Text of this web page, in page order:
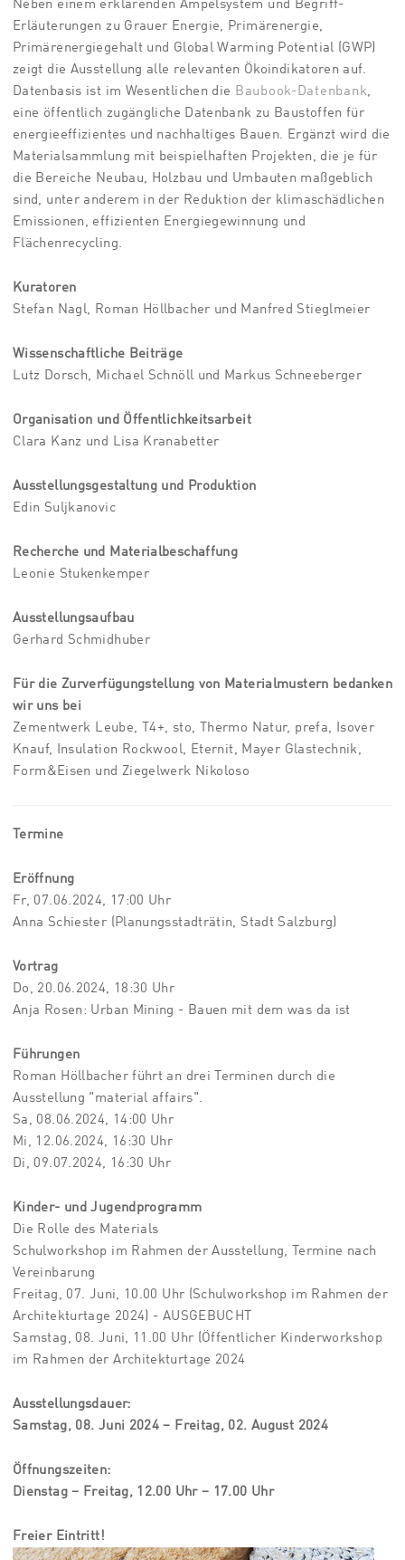
Neben einem erklärenden Ampelsystem und Begriff-
Erläuterungen zu Grauer Energie, Primärenergie,
Primärenergiegehalt und Global Warming Potential (GWP)
zeigt die Ausstellung alle relevanten Ökoindikatoren auf.
Datenbasis ist im Wesentlichen die Baubook-Datenbank
eine öffentlich zugängliche Datenbank zu Baustoffen für
energieeffizientes und nachhaltiges Bauen. Ergänzt wird die
Materialsammlung mit beispielhaften Projekten, die je für
die Bereiche Neubau, Holzbau und Umbauten maßgeblich
sind, unter anderem in der Reduktion der klimaschädlichen
Emissionen, effizienten Energiegewinnung und
Flächenrecycling.
Kuratoren
Stefan Nagl, Roman Höllbacher und Manfred Stieglmeier
Wissenschaftliche Beiträge
Lutz Dorsch, Michael Schnöll und Markus Schneeberger
Organisation und Öffentlichkeitsarbeit
Clara Kanz und Lisa Kranabetter
Ausstellungsgestaltung und Produktion
Edin Suljkanovic
Recherche und Materialbeschaffung
Leonie Stukenkemper
Ausstellungsaufbau
Gerhard Schmidhuber
Für die Zurverfügungstellung von Materialmustern bedanken
wir uns bei
Zementwerk Leube, T4+, sto, Thermo Natur, prefa, Isover
Knauf, Insulation Rockwool, Eternit, Mayer Glastechnik,
Form&Eisen und Ziegelwerk Nikoloso
Termine
Eröffnung
Fr, 07.06.2024, 17:00 Uhr
Anna Schiester (Planungsstadträtin, Stadt Salzburg)
Vortrag
Do, 20.06.2024, 18:30 Uhr
Anja Rosen: Urban Mining - Bauen mit dem was da ist
Führungen
Roman Höllbacher führt an drei Terminen durch die
Ausstellung "material affairs".
Sa, 08.06.2024, 14:00 Uhr
Mi, 12.06.2024, 16:30 Uhr
Di, 09.07.2024, 16:30 Uhr
Kinder- und Jugendprogramm
Die Rolle des Materials
Schulworkshop im Rahmen der Ausstellung, Termine nach
Vereinbarung
Freitag, 07. Juni, 10.00 Uhr (Schulworkshop im Rahmen der
Architekturtage 2024) - AUSGEBUCHT
Samstag, 08. Juni, 11.00 Uhr (Öffentlicher Kinderworkshop
im Rahmen der Architekturtage 2024
Ausstellungsdauer:
Samstag, 08. Juni 2024 – Freitag, 02. August 2024
Öffnungszeiten:
Dienstag – Freitag, 12.00 Uhr – 17.00 Uhr
Freier Eintritt!